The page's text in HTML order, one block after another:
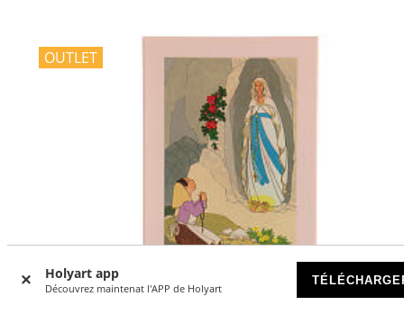
Holyart app
Découvrez maintenat l'APP de Holyart
OUTLET